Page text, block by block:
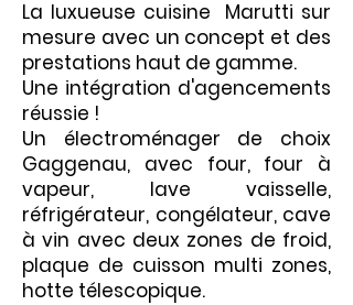
La luxueuse cuisine Marutti sur
mesure avec un concept et des
prestations haut de gamme.
Une intégration d'agencements
réussie !
Un électroménager de choix
Gaggenau, avec four, four à
vapeur, lave vaisselle,
réfrigérateur, congélateur, cave
à vin avec deux zones de froid,
plaque de cuisson multi zones,
hotte télescopique.